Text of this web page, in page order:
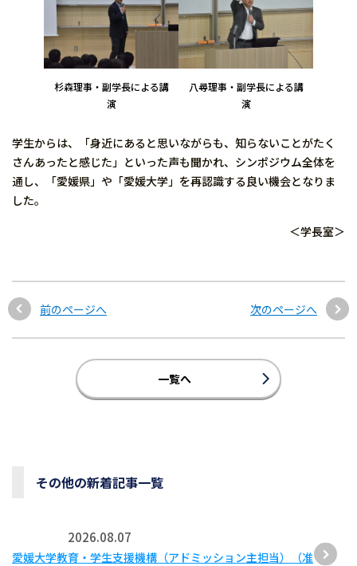
杉森理事・副学長による講
演
八尋理事・副学長による講
演
学生からは、「身近にあると思いながらも、知らないことがたく
さんあったと感じた」といった声も聞かれ、シンポジウム全体を
通し、「愛媛県」や「愛媛大学」を再認識する良い機会となりま
した。
＜学長室＞
前のページへ 次のページへ
一覧へ
その他の新着記事一覧
2026.08.07
愛媛大学教育・学生支援機構（アドミッション主担当）（准